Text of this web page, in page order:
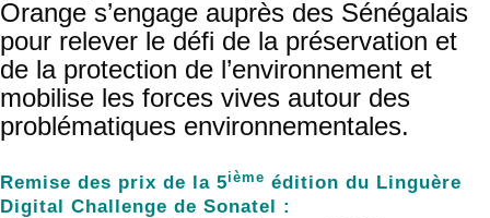
Orange s’engage auprès des Sénégalais
pour relever le défi de la préservation et
de la protection de l’environnement et
mobilise les forces vives autour des
problématiques environnementales.
Remise des prix de la 5ième édition du Linguère
Digital Challenge de Sonatel :